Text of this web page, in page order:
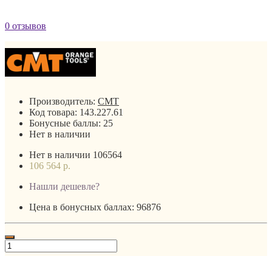
0 отзывов
Производитель: CMT
Код товара: 143.227.61
Бонусные баллы: 25
Нет в наличии
Нет в наличии 106564
106 564 р.
Нашли дешевле?
Цена в бонусных баллах: 96876